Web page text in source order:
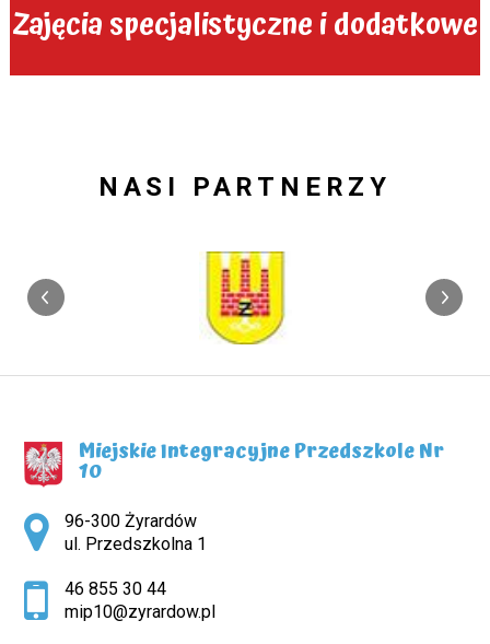
Zajęcia specjalistyczne i dodatkowe
NASI PARTNERZY
Miejskie Integracyjne Przedszkole Nr
10
Adres pocztowy:
96-300 Żyrardów
ul. Przedszkolna 1
46 855 30 44
mip10@zyrardow.pl